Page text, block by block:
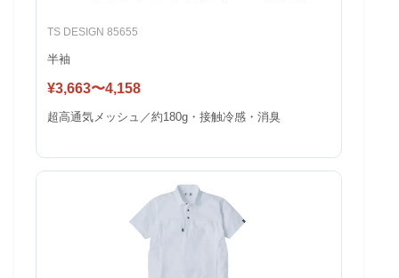
TS DESIGN 85655
半袖
¥3,663〜4,158
超高通気メッシュ／約180g・接触冷感・消臭